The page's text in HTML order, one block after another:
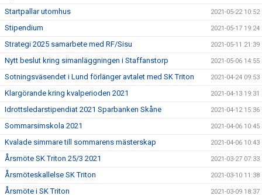
Startpallar utomhus 2021-05-22 10:52
Stipendium 2021-05-17 19:24
Strategi 2025 samarbete med RF/Sisu 2021-05-11 21:39
Nytt beslut kring simanläggningen i Staffanstorp 2021-05-06 14:55
Sotningsväsendet i Lund förlänger avtalet med SK Triton 2021-04-24 09:53
Klargörande kring kvalperioden 2021 2021-04-13 19:31
Idrottsledarstipendiat 2021 Sparbanken Skåne 2021-04-12 15:36
Sommarsimskola 2021 2021-04-06 10:45
Kvalade simmare till sommarens mästerskap 2021-04-06 10:43
Årsmöte SK Triton 25/3 2021 2021-03-27 07:33
Årsmöteskallelse SK Triton 2021-03-10 11:38
Årsmöte i SK Triton 2021-03-09 18:37